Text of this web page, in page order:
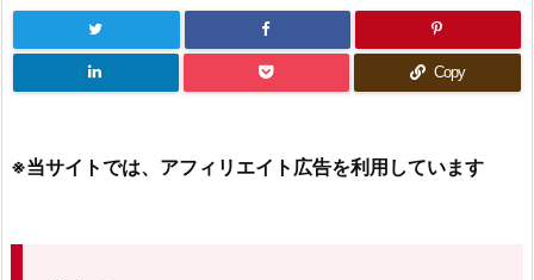
Copy
※当サイトでは、アフィリエイト広告を利用しています